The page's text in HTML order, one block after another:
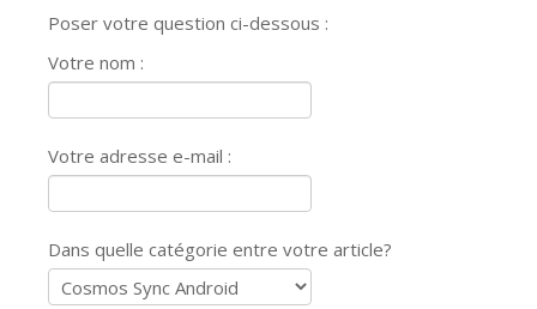
Poser votre question ci-dessous :
Votre nom :
Votre adresse e-mail :
Dans quelle catégorie entre votre article?